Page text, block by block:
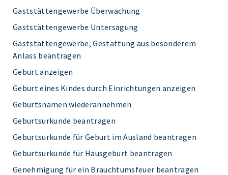
Gaststättengewerbe Überwachung
Gaststättengewerbe Untersagung
Gaststättengewerbe, Gestattung aus besonderem
Anlass beantragen
Geburt anzeigen
Geburt eines Kindes durch Einrichtungen anzeigen
Geburtsnamen wiederannehmen
Geburtsurkunde beantragen
Geburtsurkunde für Geburt im Ausland beantragen
Geburtsurkunde für Hausgeburt beantragen
Genehmigung für ein Brauchtumsfeuer beantragen